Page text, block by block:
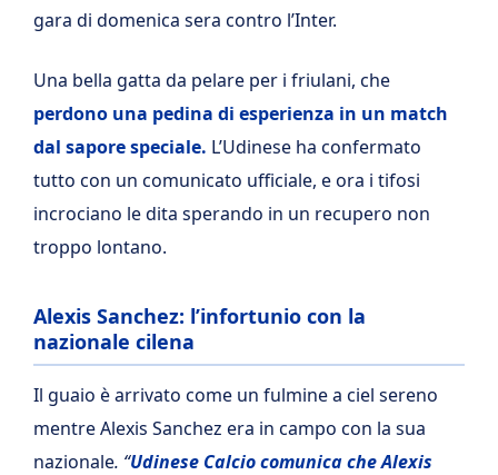
gara di domenica sera contro l’Inter.
Una bella gatta da pelare per i friulani, che
perdono una pedina di esperienza in un match
dal sapore speciale. L’Udinese ha confermato
tutto con un comunicato ufficiale, e ora i tifosi
incrociano le dita sperando in un recupero non
troppo lontano.
Alexis Sanchez: l’infortunio con la
nazionale cilena
Il guaio è arrivato come un fulmine a ciel sereno
mentre Alexis Sanchez era in campo con la sua
nazionale. “Udinese Calcio comunica che Alexis